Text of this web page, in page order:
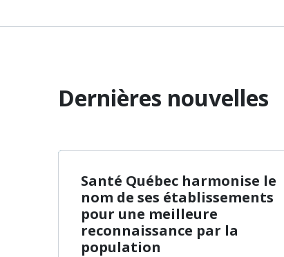
Dernières nouvelles
Santé Québec harmonise le
nom de ses établissements
pour une meilleure
reconnaissance par la
population
à